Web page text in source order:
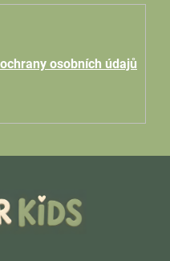
osobních údajů